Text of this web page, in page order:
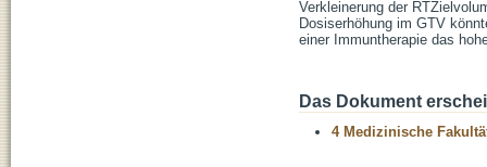
Verkleinerung der
Dosiserhöhung im GTV
einer Immuntherapie das
Das Dokument
4 Medizinische